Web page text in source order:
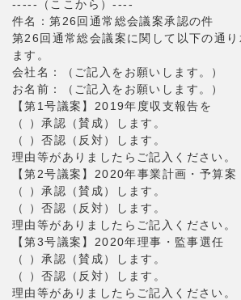
-----（ここから）----
件名：第26回通常総会議案承認の件
第26回通常総会議案に関して以下の通り
ます。
会社名：（ご記入をお願いします。）
お名前：（ご記入をお願いします。）
【第1号議案】2019年度収支報告を
（ ）承認（賛成）します。
（ ）否認（反対）します。
理由等がありましたらご記入ください。
【第2号議案】2020年事業計画・予算案
（ ）承認（賛成）します。
（ ）否認（反対）します。
理由等がありましたらご記入ください。
【第3号議案】2020年理事・監事選任
（ ）承認（賛成）します。
（ ）否認（反対）します。
理由等がありましたらご記入ください。